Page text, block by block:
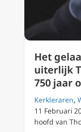
Het
uiterlijk
750 jaar
Kerkleraren,
11 Februari
hoofd van